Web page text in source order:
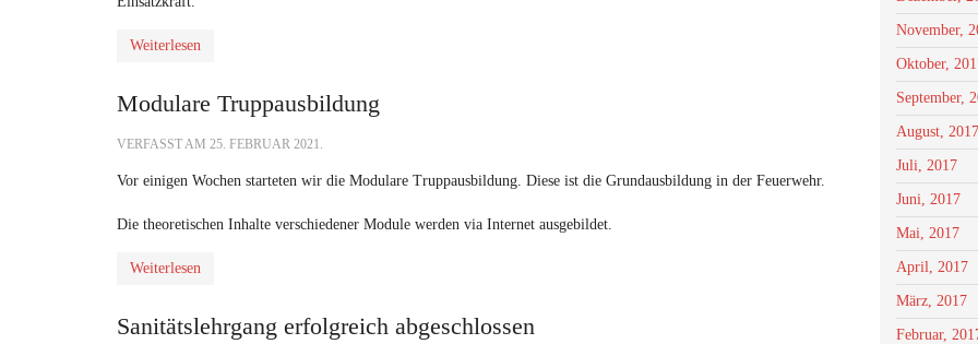
Weiterlesen
Modulare Truppausbildung
VERFASST AM 25. FEBRUAR 2021.
Vor einigen Wochen starteten wir die Modulare Truppausbildung. Diese ist die Grundausbildung in der Feuerwehr.
Die theoretischen Inhalte verschiedener Module werden via Internet ausgebildet.
Weiterlesen
Sanitätslehrgang erfolgreich abgeschlossen
November,
Oktober,
September,
August, 2017
Juli, 2017
Juni, 2017
Mai, 2017
April, 2017
März, 2017
Februar,